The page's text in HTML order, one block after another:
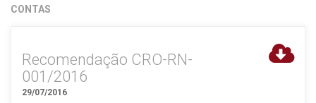
CONTAS
Recomendação CRO-RN-
001/2016
29/07/2016